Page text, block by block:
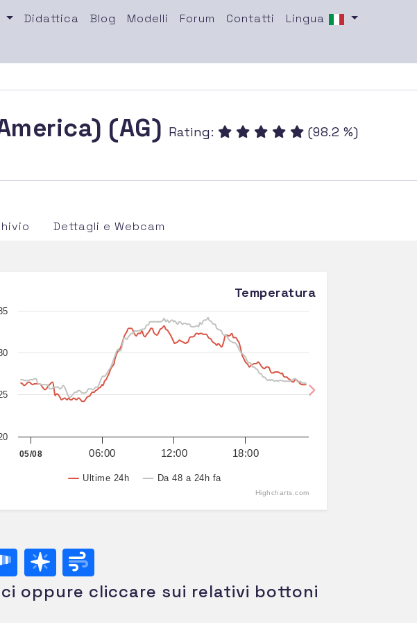
Didattica Blog Modelli Forum Contatti Lingua
(AG) Rating: (98.2 %)
Dettagli e Webcam
Temperatura
Ultime 24h Da 48 a 24h fa
05/08 06:00 12:00 18:00
Highcharts.com
Next
oppure cliccare sui relativi bottoni